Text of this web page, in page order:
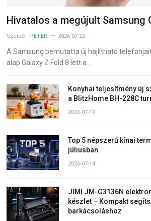
Hivatalos a megújult Samsung
Szerző: PÉTER 2026-07-22
A Samsung bemutatta új hajlítható
alap Galaxy Z Fold 8 lett a…
Konyhai teljesítmény új
a BlitzHome BH-228C
2026-07-19
Top 5 népszerű kínai
júliusban
2026-07-14
JIMI JM-G3136N
készlet – Kompakt
barkácsoláshoz